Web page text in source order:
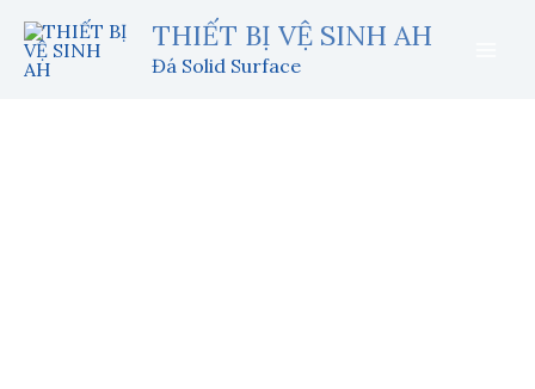
nội
THIẾT BỊ VỆ SINH AH
Đá Solid Surface